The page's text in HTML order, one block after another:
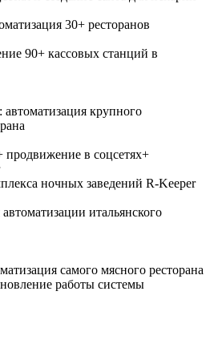
30+ ресторанов
90+ кассовых станций в
крупного
продвижение в соцсетях+
ночных заведений R-Keeper
итальянского
самого мясного ресторана
работы системы